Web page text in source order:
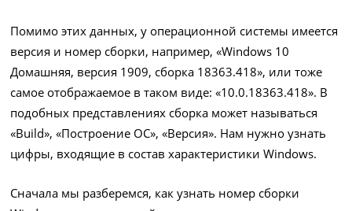
Помимо этих данных, у операционной системы имеется
версия и номер сборки, например, «Windows 10
Домашняя, версия 1909, сборка 18363.418», или тоже
самое отображаемое в таком виде: «10.0.18363.418». В
подобных представлениях сборка может называться
«Build», «Построение ОС», «Версия». Нам нужно узнать
цифры, входящие в состав характеристики Windows.
Сначала мы разберемся, как узнать номер сборки